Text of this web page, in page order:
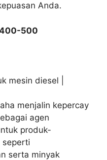
Anda.
500
mesin diesel |
menjalin kepercay
agen
produk-
seperti
serta minyak